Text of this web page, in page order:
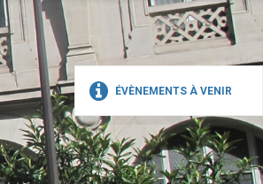
ÉVÈNEMENTS À VENIR